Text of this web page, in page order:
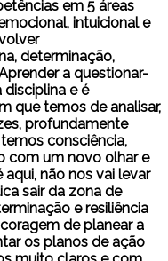
em 5 áreas
intuicional e
determinação,
a questionar-
disciplina e é
que temos de analisar,
profundamente
consciência,
com um novo olhar e
não nos vai levar
sair da zona de
e resiliência
de planear a
os planos de ação